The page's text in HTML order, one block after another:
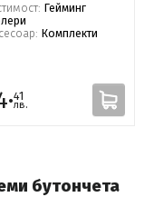
Гейминг
Комплекти
41
лв.
бутончета